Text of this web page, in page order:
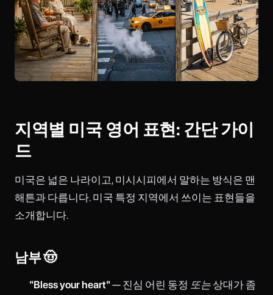
지역별 미국 영어 표현: 간단 가이
드
미국은 넓은 나라이고, 미시시피에서 말하는 방식은 맨
해튼과 다릅니다. 미국 특정 지역에서 쓰이는 표현들을
소개합니다.
남부 🤠
"Bless your heart" — 진심 어린 동정 또는상대가 좀